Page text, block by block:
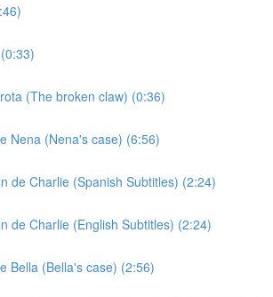
(The broken claw) (0:36)
Nena (Nena's case) (6:56)
de Charlie (Spanish Subtitles) (2:24)
de Charlie (English Subtitles) (2:24)
Bella (Bella's case) (2:56)